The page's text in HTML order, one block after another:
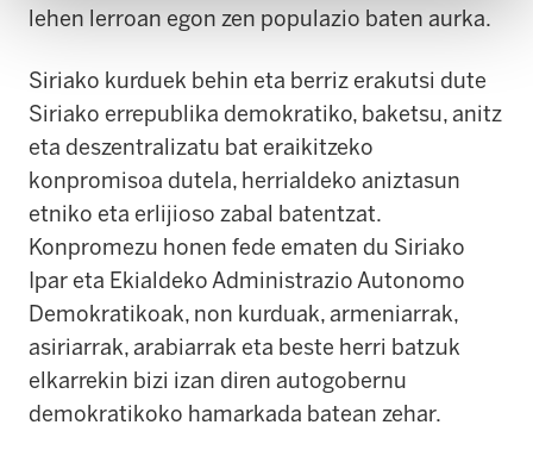
lehen lerroan egon zen populazio baten aurka.
Siriako kurduek behin eta berriz erakutsi dute
Siriako errepublika demokratiko, baketsu, anitz
eta deszentralizatu bat eraikitzeko
konpromisoa dutela, herrialdeko aniztasun
etniko eta erlijioso zabal batentzat.
Konpromezu honen fede ematen du Siriako
Ipar eta Ekialdeko Administrazio Autonomo
Demokratikoak, non kurduak, armeniarrak,
asiriarrak, arabiarrak eta beste herri batzuk
elkarrekin bizi izan diren autogobernu
demokratikoko hamarkada batean zehar.